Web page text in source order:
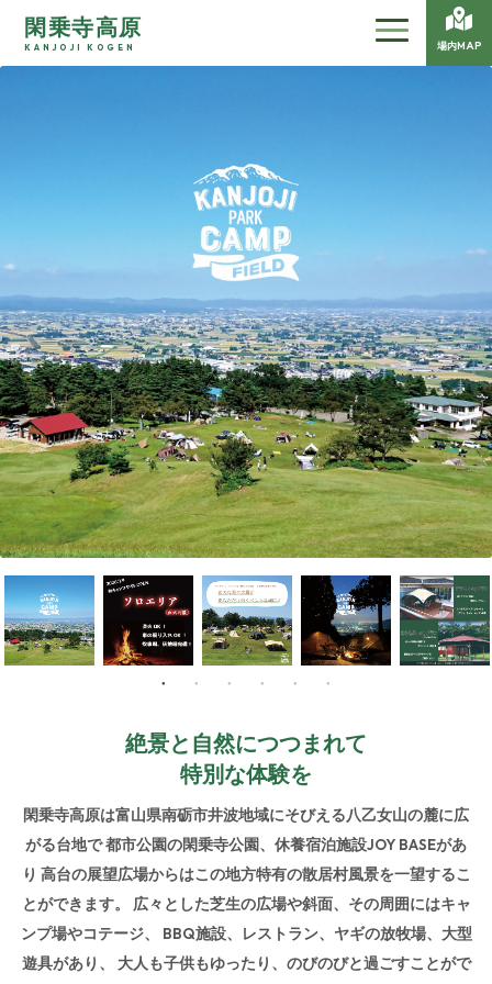
閑乗寺高原
KANJOJI KOGEN
絶景と自然につつまれて
特別な体験を
閑乗寺高原は富山県南砺市井波地域にそびえる八乙女山の麓に広
がる台地で都市公園の閑乗寺公園、休養宿泊施設JOY BASEがあ
り 高台の展望広場からはこの地方特有の散居村風景を一望するこ
とができます。
広々とした芝生の広場や斜面、その周囲にはキャ
ンプ場やコテージ、
BBQ施設、レストラン、ヤギの放牧場、大型
遊具があり、
大人も子供もゆったり、のびのびと過ごすことがで
場内MAP